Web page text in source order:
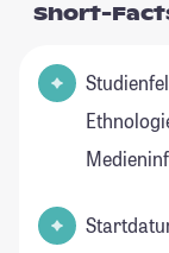
Short-